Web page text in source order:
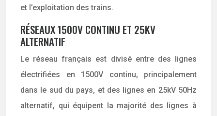
et l’exploitation des trains.
RÉSEAUX 1500V CONTINU ET 25KV
ALTERNATIF
Le réseau français est divisé entre des lignes
électrifiées en 1500V continu, principalement
dans le sud du pays, et des lignes en 25kV 50Hz
alternatif, qui équipent la majorité des lignes à